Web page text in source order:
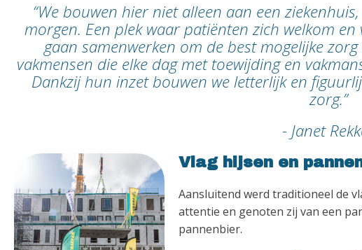
“We bouwen hier niet alleen aan een
morgen. Een plek waar patiënten zich welkom
gaan samenwerken om de best mogelijke
vakmensen die elke dag met toewijding en
Dankzij hun inzet bouwen we letterlijk en
zorg.”
- Janet
Vlag hijsen en
Aansluitend werd traditioneel de
attentie en genoten zij van een
pannenbier.